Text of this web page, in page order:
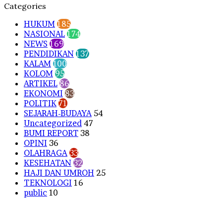
Categories
HUKUM 185
NASIONAL 174
NEWS 169
PENDIDIKAN 137
KALAM 100
KOLOM 95
ARTIKEL 86
EKONOMI 83
POLITIK 71
SEJARAH-BUDAYA 54
Uncategorized 47
BUMI REPORT 38
OPINI 36
OLAHRAGA 33
KESEHATAN 32
HAJI DAN UMROH 25
TEKNOLOGI 16
public 10